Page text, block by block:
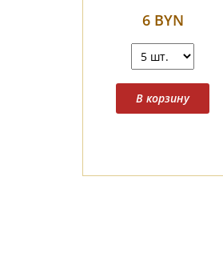
6 BYN